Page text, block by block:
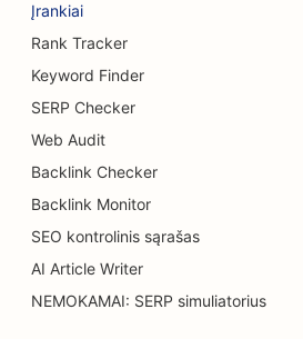
SEO alaus darykloms
SEO krūtų didinimo paslaugoms
SEO mėsainių sunkvežimiams
SEO nudegimų chirurgams
SEO kavinėms
SEO tortų parduotuvėms
Įrankiai
Rank Tracker
Keyword Finder
SERP Checker
Web Audit
Backlink Checker
Backlink Monitor
SEO kontrolinis sąrašas
AI Article Writer
NEMOKAMAI: SERP simuliatorius